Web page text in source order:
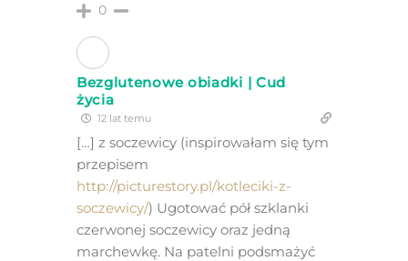
0
Bezglutenowe obiadki | Cud
życia
12 lat temu
[…] z soczewicy (inspirowałam się tym
przepisem
http://picturestory.pl/kotleciki-z-
soczewicy/) Ugotować pół szklanki
czerwonej soczewicy oraz jedną
marchewkę. Na patelni podsmażyć